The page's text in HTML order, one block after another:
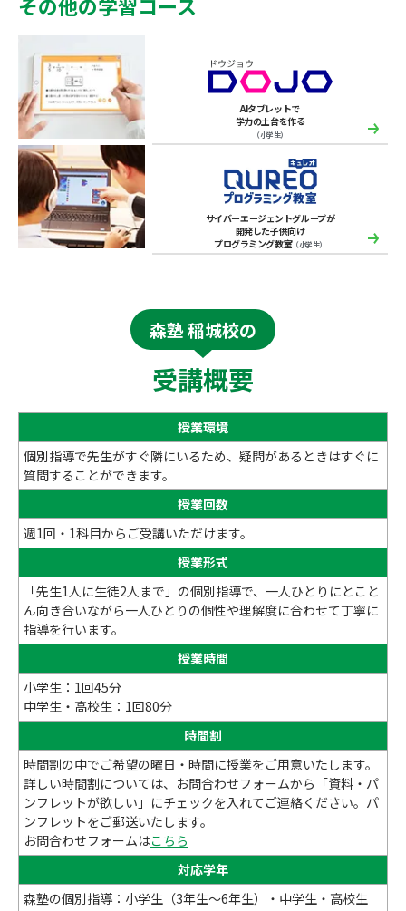
AIタブレットで
学力の土台を作る
（小学生）
サイバーエージェントグループが
開発した子供向け
プログラミング教室（小学生）
森塾 稲城校の
受講概要
授業環境
個別指導で先生がすぐ隣にいるため、疑問があるときはすぐに
質問することができます。
授業回数
週1回・1科目からご受講いただけます。
授業形式
「先生1人に生徒2人まで」の個別指導で、一人ひとりにとこと
ん向き合いながら一人ひとりの個性や理解度に合わせて丁寧に
指導を行います。
授業時間
小学生：1回45分
中学生・高校生：1回80分
時間割
時間割の中でご希望の曜日・時間に授業をご用意いたします。
詳しい時間割については、お問合わせフォームから「資料・パ
ンフレットが欲しい」にチェックを入れてご連絡ください。パ
ンフレットをご郵送いたします。
お問合わせフォームはこちら
対応学年
森塾の個別指導：小学生（3年生～6年生）・中学生・高校生